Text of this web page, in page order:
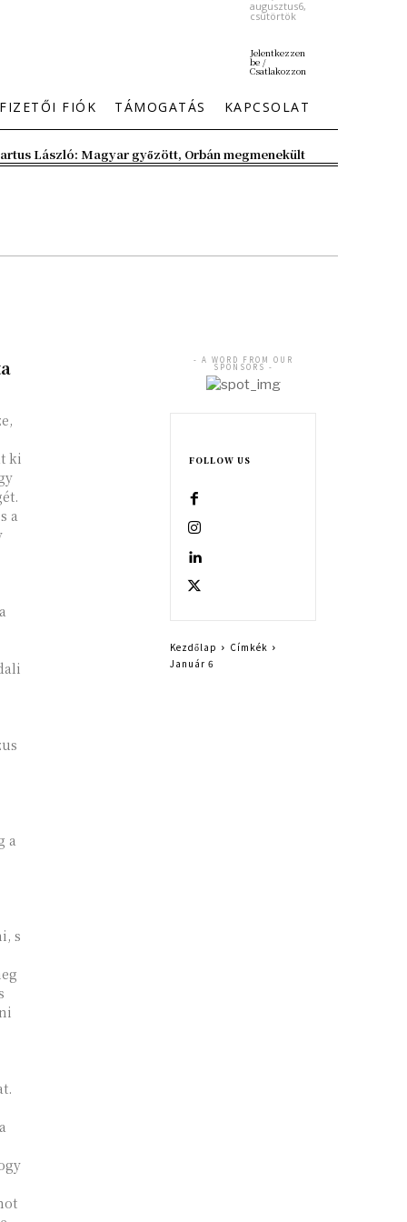
augusztus6,
csütörtök
Jelentkezzen
be /
Csatlakozzon
FIÓK TÁMOGATÁS KAPCSOLAT
László: Magyar győzött, Orbán megmenekült
ki
a
a
s
- A WORD FROM OUR
SPONSORS -
FOLLOW US
Kezdőlap
Címkék
Január 6